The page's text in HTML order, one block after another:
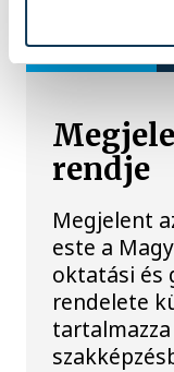
KÖZÉLET
rendje
Megjelent
este a
oktatási és
rendelete